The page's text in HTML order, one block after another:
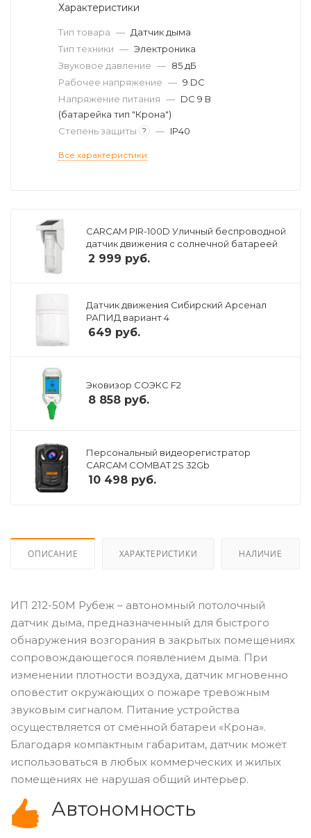
Характеристики
Тип товара — Датчик дыма
Тип техники — Электроника
Звуковое давление — 85 дБ
Рабочее напряжение — 9 DC
Напряжение питания — DC 9 В
(батарейка тип "Крона")
Степень защиты
? — IP40
Все характеристики
CARCAM PIR-100D Уличный беспроводной
датчик движения с солнечной батареей
2 999 руб.
Датчик движения Сибирский Арсенал
РАПИД вариант 4
649 руб.
Эковизор СОЭКС F2
8 858 руб.
Персональный видеорегистратор
CARCAM COMBAT 2S 32Gb
10 498 руб.
ОПИСАНИЕ ХАРАКТЕРИСТИКИ НАЛИЧИЕ
ИП 212-50M Рубеж – автономный потолочный
датчик дыма, предназначенный для быстрого
обнаружения возгорания в закрытых помещениях
сопровождающегося появлением дыма. При
изменении плотности воздуха, датчик мгновенно
оповестит окружающих о пожаре тревожным
звуковым сигналом. Питание устройства
осуществляется от сменной батареи «Крона».
Благодаря компактным габаритам, датчик может
использоваться в любых коммерческих и жилых
помещениях не нарушая общий интерьер.
Автономность